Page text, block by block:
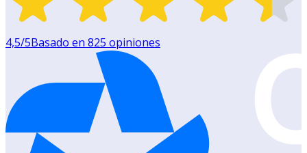
4,5/5Basado en 825 opiniones